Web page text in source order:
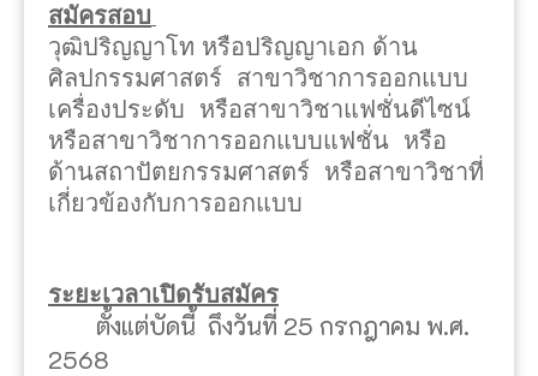
สมัครสอบ
วุฒิปริญญาโท หรือปริญญาเอก ด้าน
ศิลปกรรมศาสตร์ สาขาวิชาการออกแบบ
เครื่องประดับ หรือสาขาวิชาแฟชั่นดีไซน์
หรือสาขาวิชาการออกแบบแฟชั่น หรือ
ด้านสถาปัตยกรรมศาสตร์ หรือสาขาวิชาที่
เกี่ยวข้องกับการออกแบบ
ระยะเวลาเปิดรับสมัคร
ตั้งแต่บัดนี้ ถึงวันที่ 25 กรกฎาคม พ.ศ.
2568